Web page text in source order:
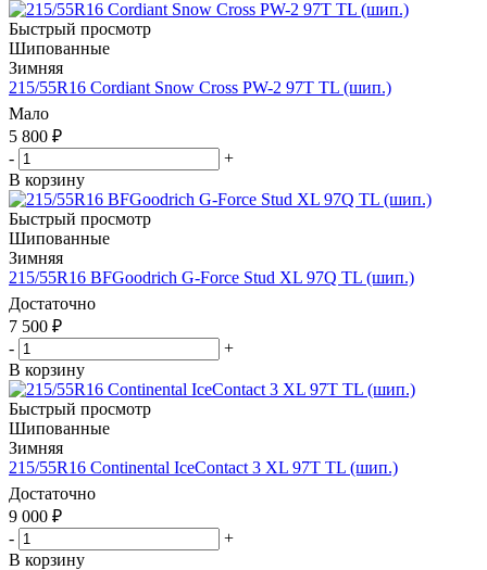
Быстрый просмотр
Шипованные
Зимняя
215/55R16 Cordiant Snow Cross PW-2 97T TL (шип.)
Мало
5 800 ₽
-
+
В корзину
Быстрый просмотр
Шипованные
Зимняя
215/55R16 BFGoodrich G-Force Stud XL 97Q TL (шип.)
Достаточно
7 500 ₽
-
+
В корзину
Быстрый просмотр
Шипованные
Зимняя
215/55R16 Continental IceContact 3 XL 97T TL (шип.)
Достаточно
9 000 ₽
-
+
В корзину